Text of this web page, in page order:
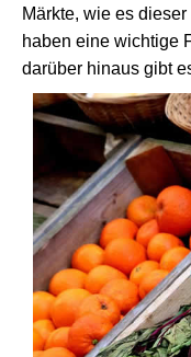
Märkte, wie es
haben eine wichtige
darüber hinaus gibt